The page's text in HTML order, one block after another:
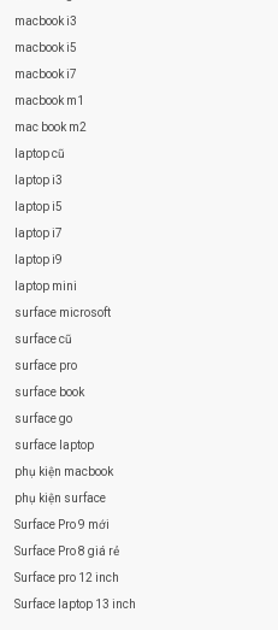
macbook i3
macbook i5
macbook i7
macbook m1
mac book m2
laptop cũ
laptop i3
laptop i5
laptop i7
laptop i9
laptop mini
surface microsoft
surface cũ
surface pro
surface book
surface go
surface laptop
phụ kiện macbook
phụ kiện surface
Surface Pro 9 mới
Surface Pro 8 giá rẻ
Surface pro 12 inch
Surface laptop 13 inch